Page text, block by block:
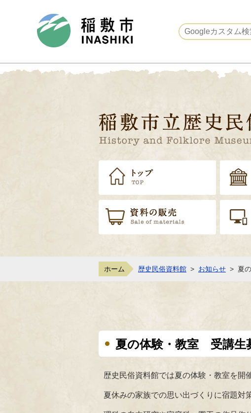
トップ
資料の販
ホーム 歴史民俗資料館 > お知らせ > 夏
夏の体験・教室 受講生
歴史民俗資料館では夏の体験・教室を開
夏休みの家族での思い出づくりに宿題対